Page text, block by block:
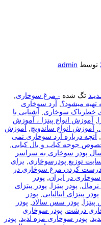
توسط admin
تگ شده - مرغ سوخاری,
میشود؟, آرد سوخاری
خطرناک سوخاری, آشنایی با
, آموزش انواع پیتزا ، آموزش
, آموزش انواع ساندویچ, آموزش
, آنچه درباره آرد سوخاری نمی
جوجه کباب و بال کبابی,
پودر سوخاری به سراسر
توزیع پودرسوخاری, برای
درست كردن مرغ سوخاری در
سوخاری در ایران, پودر
, پودر پیتزا, پودر پیتزای
پودر پیتزای ایتالیایی, پودر
, پودر سس سالاد, پودر
درشت, پودر سوخاری
, پودر سوخاری مزه لذیذ, پودر